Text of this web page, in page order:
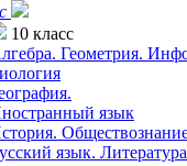
10 класс
Геометрия.
язык
язык.